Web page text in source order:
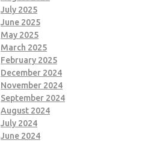
July 2025
June 2025
May 2025
March 2025
February 2025
December 2024
November 2024
September 2024
August 2024
July 2024
June 2024